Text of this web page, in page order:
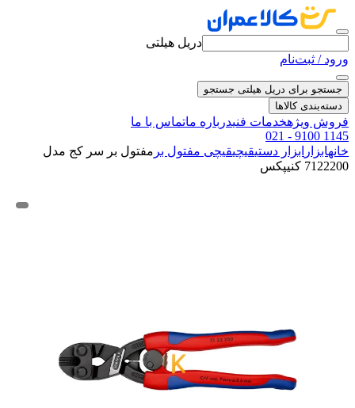
دریل هیلتی
ورود / ثبت‌نام
جستجو برای دریل هیلتی جستجو
دسته‌بندی کالاها
فروش ویژهخدمات فنیدرباره ماتماس با ما
021 - 9100 1145
خانهابزار ابزار دستیقیچیقیچی مفتول بر مفتول بر سر کج مدل
7122200 کنیپکس